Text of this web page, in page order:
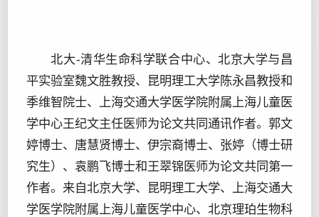
北大-清华生命科学联合中心、北京大学与昌
平实验室魏文胜教授、昆明理工大学陈永昌教授和
季维智院士、上海交通大学医学院附属上海儿童医
学中心王纪文主任医师为论文共同通讯作者。郭文
婷博士、唐慧贤博士、伊宗裔博士、张婷（博士研
究生）、袁鹏飞博士和王翠锦医师为论文共同第一
作者。来自北京大学、昆明理工大学、上海交通大
学医学院附属上海儿童医学中心、北京理珀生物科